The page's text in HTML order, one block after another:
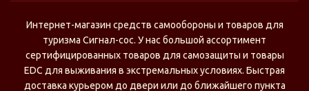
Интернет-магазин средств самообороны и товаров для
туризма Сигнал-сос. У нас большой ассортимент
сертифицированных товаров для самозащиты и товары
EDC для выживания в экстремальных условиях. Быстрая
доставка курьером до двери или до ближайшего пункта